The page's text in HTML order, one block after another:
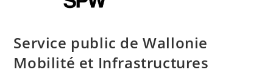
Service public de Wallonie
Mobilité et Infrastructures